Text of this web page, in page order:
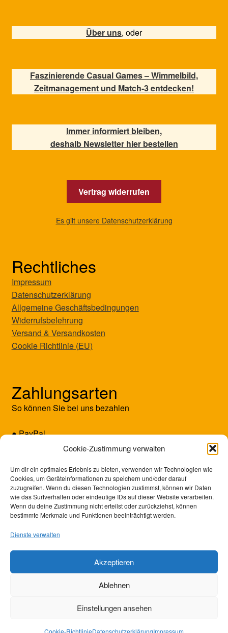
Cookie-Zustimmung verwalten
Um dir ein optimales Erlebnis zu bieten, verwenden wir Technologien wie
Cookies, um Geräteinformationen zu speichern und/oder darauf
zuzugreifen. Wenn du diesen Technologien zustimmst, können wir Daten
wie das Surfverhalten oder eindeutige IDs auf dieser Website verarbeiten.
Wenn du deine Zustimmung nicht erteilst oder zurückziehst, können
bestimmte Merkmale und Funktionen beeinträchtigt werden.
Dienste verwalten
Akzeptieren
Ablehnen
Einstellungen ansehen
Cookie-RichtlinieDatenschutzerklärungImpressum
Über uns, oder
Faszinierende Casual Games – Wimmelbild,
Zeitmanagement und Match-3 entdecken!
Immer informiert bleiben,
deshalb Newsletter hier bestellen
Vertrag widerrufen
Es gilt unsere Datenschutzerklärung
Rechtliches
Impressum
Datenschutzerklärung
Allgemeine Geschäftsbedingungen
Widerrufsbelehrung
Versand & Versandkosten
Cookie Richtlinie (EU)
Zahlungsarten
So können Sie bei uns bezahlen
● PayPal
● Kreditkarte (Mastercard/Visa)
© SUNRISE GAMES 2026
Erstellt mit WooCommerce